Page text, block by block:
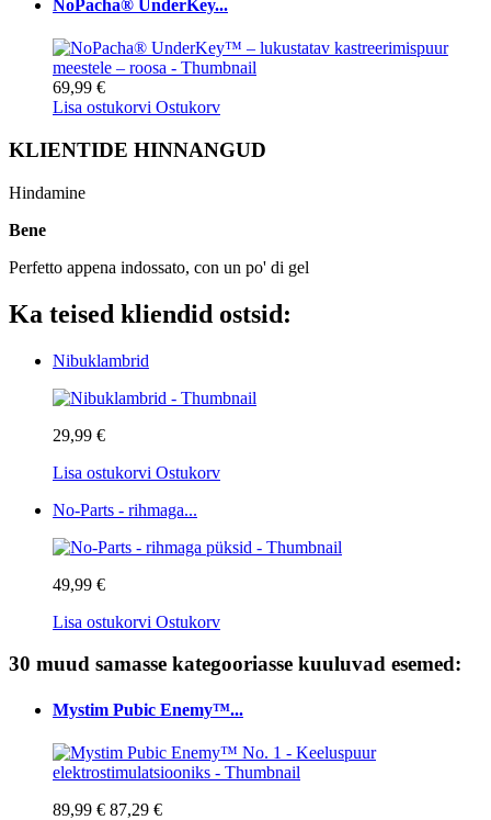
NoPacha® UnderKey...
69,99 €
Lisa ostukorvi Ostukorv
KLIENTIDE HINNANGUD
Hindamine
Bene
Perfetto appena indossato, con un po' di gel
Ka teised kliendid ostsid:
Nibuklambrid
29,99 €
Lisa ostukorvi Ostukorv
No-Parts - rihmaga...
49,99 €
Lisa ostukorvi Ostukorv
30 muud samasse kategooriasse kuuluvad esemed:
Mystim Pubic Enemy™...
89,99 € 87,29 €